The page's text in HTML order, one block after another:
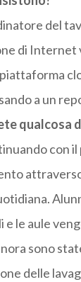
del
di
a un
qualcosa
con
e le aule
sono
delle